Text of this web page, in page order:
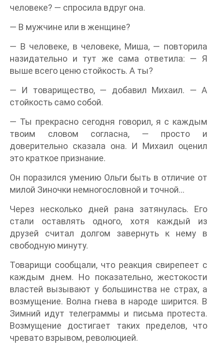
человеке? — спросила вдруг она.
— В мужчине или в женщине?
— В человеке, в человеке, Миша, — повторила
назидательно и тут же сама ответила: — Я
выше всего ценю стойкость. А ты?
— И товарищество, — добавил Михаил. — А
стойкость само собой.
— Ты прекрасно сегодня говорил, я с каждым
твоим словом согласна, — просто и
доверительно сказала она. И Михаил оценил
это краткое признание.
Он поразился умению Ольги быть в отличие от
милой Зиночки немногословной и точной…
Через несколько дней рана затянулась. Его
стали оставлять одного, хотя каждый из
друзей считал долгом завернуть к нему в
свободную минуту.
Товарищи сообщали, что реакция свирепеет с
каждым днем. Но показательно, жестокости
властей вызывают у большинства не страх, а
возмущение. Волна гнева в народе ширится. В
Зимний идут телеграммы и письма протеста.
Возмущение достигает таких пределов, что
чревато взрывом, революцией.